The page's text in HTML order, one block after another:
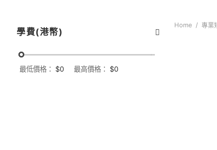
學費(港幣)
最低價格： $0 最高價格： $0
Home / 專業